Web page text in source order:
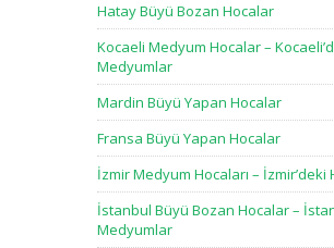
Hatay Büyü Bozan Hocalar
Kocaeli Medyum Hocalar –
Medyumlar
Mardin Büyü Yapan Hocalar
Fransa Büyü Yapan Hocalar
İzmir Medyum Hocaları – İzmir’deki
İstanbul Büyü Bozan Hocalar –
Medyumlar